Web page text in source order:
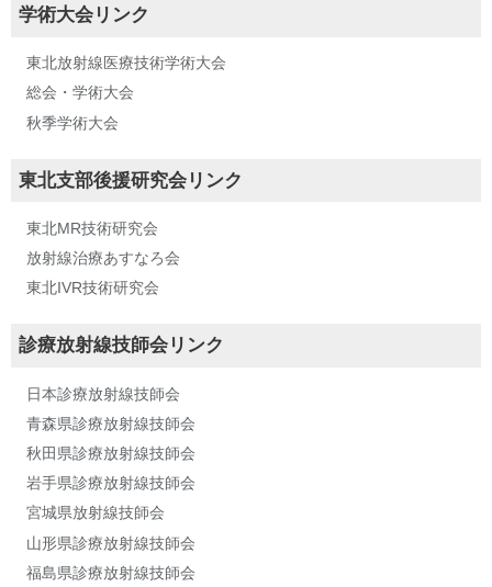
学術大会リンク
東北放射線医療技術学術大会
総会・学術大会
秋季学術大会
東北支部後援研究会リンク
東北MR技術研究会
放射線治療あすなろ会
東北IVR技術研究会
診療放射線技師会リンク
日本診療放射線技師会
青森県診療放射線技師会
秋田県診療放射線技師会
岩手県診療放射線技師会
宮城県放射線技師会
山形県診療放射線技師会
福島県診療放射線技師会